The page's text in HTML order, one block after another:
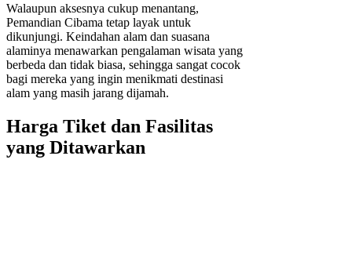
Walaupun aksesnya cukup menantang,
Pemandian Cibama tetap layak untuk
dikunjungi. Keindahan alam dan suasana
alaminya menawarkan pengalaman wisata yang
berbeda dan tidak biasa, sehingga sangat cocok
bagi mereka yang ingin menikmati destinasi
alam yang masih jarang dijamah.
Harga Tiket dan Fasilitas
yang Ditawarkan